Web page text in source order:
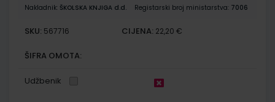
Nakladnik: ŠKOLSKA KNJIGA d.d. Registarski broj ministarstva: 7006
SKU: 567716 CIJENA: 22,20 €
ŠIFRA OMOTA:
Udžbenik